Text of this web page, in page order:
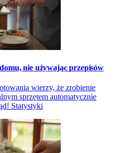
nie używając przepisów
wierzy, że zrobienie
sprzętem automatycznie
Statystyki